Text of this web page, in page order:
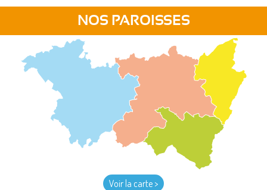
NOS PAROISSES
Voir la carte >